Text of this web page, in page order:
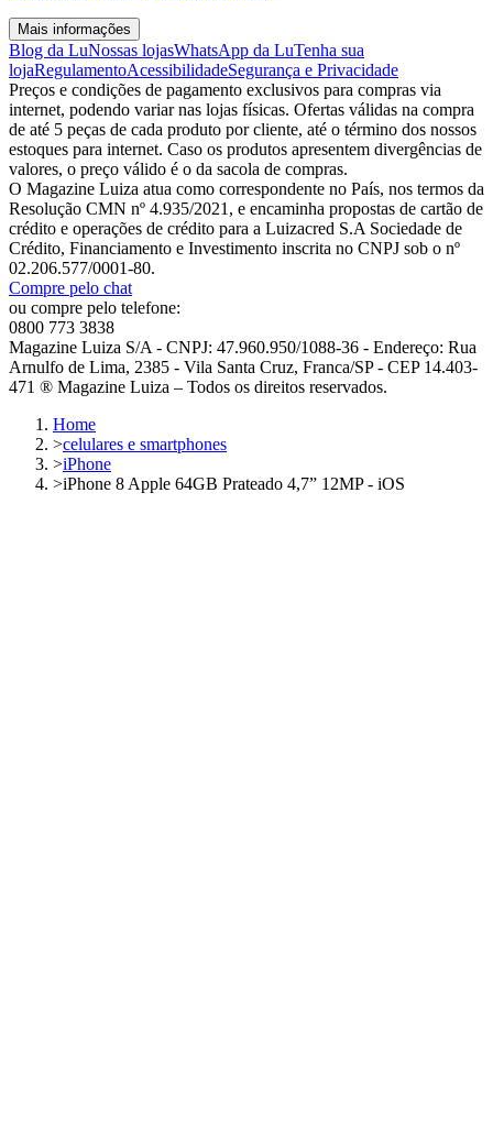
Mais informações
Blog da LuNossas lojasWhatsApp da LuTenha sua
lojaRegulamentoAcessibilidadeSegurança e Privacidade
Preços e condições de pagamento exclusivos para compras via
internet, podendo variar nas lojas físicas. Ofertas válidas na compra
de até 5 peças de cada produto por cliente, até o término dos nossos
estoques para internet. Caso os produtos apresentem divergências de
valores, o preço válido é o da sacola de compras.
O Magazine Luiza atua como correspondente no País, nos termos da
Resolução CMN nº 4.935/2021, e encaminha propostas de cartão de
crédito e operações de crédito para a Luizacred S.A Sociedade de
Crédito, Financiamento e Investimento inscrita no CNPJ sob o nº
02.206.577/0001-80.
Compre pelo chat
ou compre pelo telefone:
0800 773 3838
Magazine Luiza S/A - CNPJ: 47.960.950/1088-36 - Endereço: Rua
Arnulfo de Lima, 2385 - Vila Santa Cruz, Franca/SP - CEP 14.403-
471 ® Magazine Luiza – Todos os direitos reservados.
Home
>celulares e smartphones
>iPhone
>iPhone 8 Apple 64GB Prateado 4,7” 12MP - iOS